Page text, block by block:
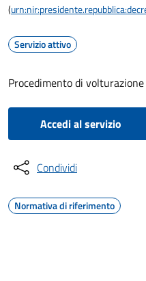
(
Servizio attivo
Procedimento di
Accedi al servizio
Condividi
Normativa di riferimento